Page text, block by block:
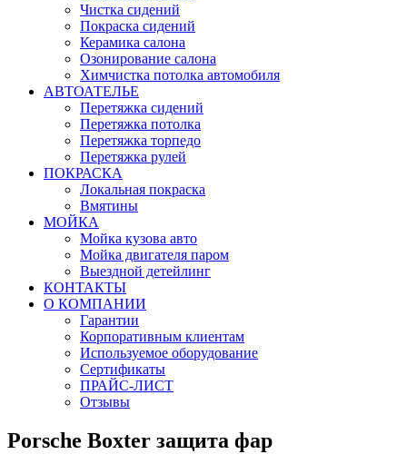
Чистка сидений
Покраска сидений
Керамика салона
Озонирование салона
Химчистка потолка автомобиля
АВТОАТЕЛЬЕ
Перетяжка сидений
Перетяжка потолка
Перетяжка торпедо
Перетяжка рулей
ПОКРАСКА
Локальная покраска
Вмятины
МОЙКА
Мойка кузова авто
Мойка двигателя паром
Выездной детейлинг
КОНТАКТЫ
О КОМПАНИИ
Гарантии
Корпоративным клиентам
Используемое оборудование
Сертификаты
ПРАЙС-ЛИСТ
Отзывы
Porsche Boxter защита фар